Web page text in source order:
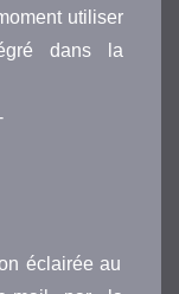
utiliser
dans la
éclairée au